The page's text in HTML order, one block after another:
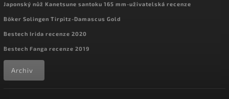
Japonský nůž Kanetsune santoku 165 mm-uživatelská recenze
Böker Solingen Tirpitz-Damascus Gold
Bestech Irida recenze 2020
Bestech Fanga recenze 2019
Archiv